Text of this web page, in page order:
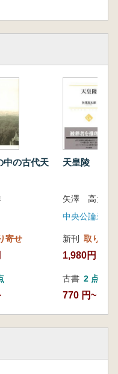
中の古代天
寄せ
天皇陵
矢澤 高太郎
中央公論新社
新刊 取り寄せ
1,980円
古書 2 点
770 円~